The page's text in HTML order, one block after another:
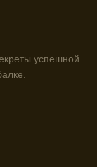
в
ловли на
успешной